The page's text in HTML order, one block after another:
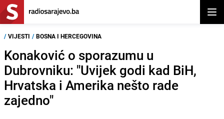
/ VIJESTI / BOSNA I HERCEGOVINA
Konaković o sporazumu u
Dubrovniku: "Uvijek godi kad BiH,
Hrvatska i Amerika nešto rade
zajedno"